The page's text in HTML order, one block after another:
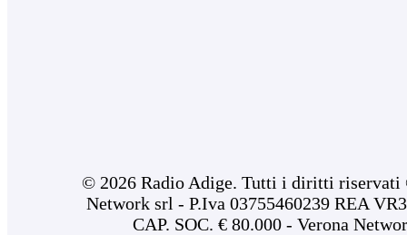
© 2026 Radio Adige. Tutti i diritti riservati
Network srl - P.Iva 03755460239 REA
CAP. SOC. € 80.000 - Verona